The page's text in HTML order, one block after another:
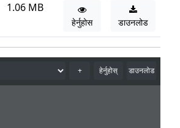
1.06 MB
हेर्नुहोस डाउनलोड